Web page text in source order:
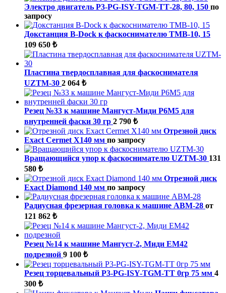
Электро двигатель P3-PG-ISY-TGM-ТТ-28, 80, 150 по
запросу
Докстанция B-Dock к фаскоснимателю ТМВ-10, 15
109 650 ₺
Пластина твердосплавная для фаскоснимателя
UZTM-30 2 064 ₺
Резец №33 к машине Мангуст-Миди Р6М5 для
внутренней фаски 30 гр 2 790 ₺
Отрезной диск
Exact Cermet X140 мм по запросу
Вращающийся упор к фаскоснимателю UZTM-30 131
580 ₺
Отрезной диск
Exact Diamond 140 мм по запросу
Радиусная фрезерная головка к машине ABM-28 от
121 862 ₺
Резец №14 к машине Мангуст-2, Миди ЕМ42
подрезной 9 100 ₺
Резец торцевальный P3-PG-ISY-TGM-ТТ 0гр 75 мм 4
300 ₺